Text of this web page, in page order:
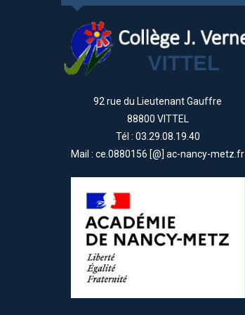
92 rue du Lieutenant Gauffre
88800 VITTEL
Tél : 03.29.08.19.40
Mail : ce.0880156 [@] ac-nancy-metz.fr